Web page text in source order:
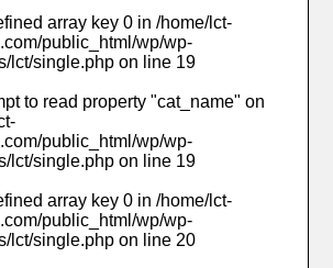
array key 0 in/home/lct-
public_html/wp/wp-
lct/single.php on line 19
to read property "cat_name" on
public_html/wp/wp-
lct/single.php on line 19
array key 0 in/home/lct-
public_html/wp/wp-
lct/single.php on line 20